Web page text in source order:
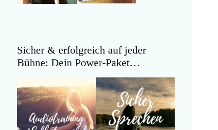
Sicher & erfolgreich auf jeder
Bühne: Dein Power-Paket…